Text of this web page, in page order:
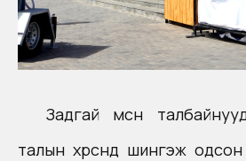
Задгай мөсөн
талын хөрсөнд шингэж